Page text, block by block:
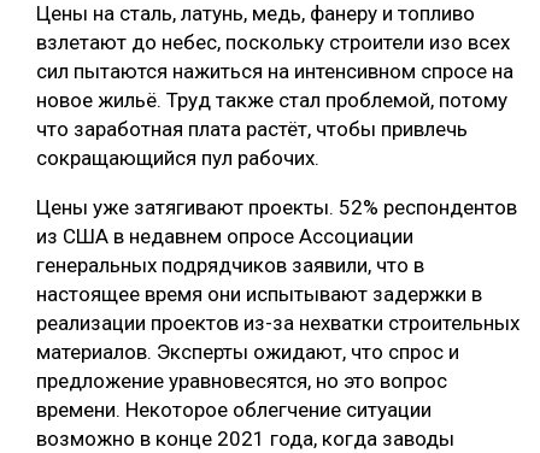
Цены на сталь, латунь, медь, фанеру и топливо
взлетают до небес, поскольку строители изо всех
сил пытаются нажиться на интенсивном спросе на
новое жильё. Труд также стал проблемой, потому
что заработная плата растёт, чтобы привлечь
сокращающийся пул рабочих.
Цены уже затягивают проекты. 52% респондентов
из США в недавнем опросе Ассоциации
генеральных подрядчиков заявили, что в
настоящее время они испытывают задержки в
реализации проектов из-за нехватки строительных
материалов. Эксперты ожидают, что спрос и
предложение уравновесятся, но это вопрос
времени. Некоторое облегчение ситуации
возможно в конце 2021 года, когда заводы